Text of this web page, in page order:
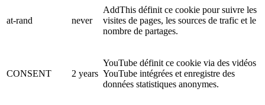
at-rand never
AddThis définit ce cookie pour suivre les
visites de pages, les sources de trafic et le
nombre de partages.
CONSENT 2 years
YouTube définit ce cookie via des vidéos
YouTube intégrées et enregistre des
données statistiques anonymes.